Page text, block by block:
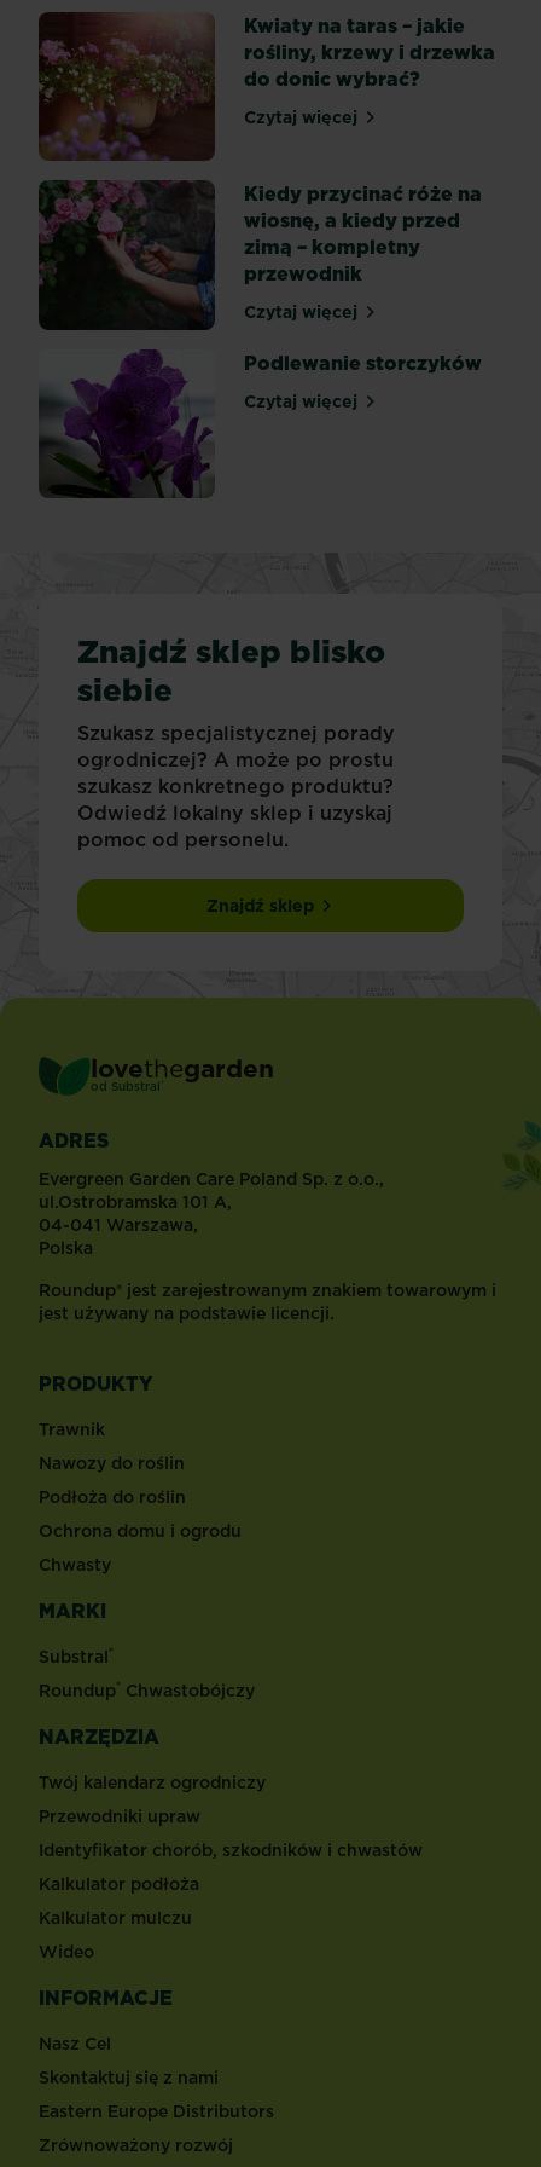
inne
wcale
tego
nie
potrzebują...
Kwiaty na taras – jakie
rośliny, krzewy i drzewka
do donic wybrać?
Czytaj więcejKwiaty na taras – jakie
Kiedy przycinać róże na
wiosnę, a kiedy przed
zimą – kompletny
przewodnik
Czytaj więcejKiedy przycinać róże na
Podlewanie storczyków
Czytaj więcejPodlewanie storczyków
Znajdź sklep blisko
siebie
Szukasz specjalistycznej porady
ogrodniczej? A może po prostu
szukasz konkretnego produktu?
Odwiedź lokalny sklep i uzyskaj
pomoc od personelu.
Znajdź sklep
lovethegarden
od Substral ®
ADRES
Evergreen Garden Care Poland Sp. z o.o.,
ul.Ostrobramska 101 A,
04-041 Warszawa,
Polska
Roundup® jest zarejestrowanym znakiem towarowym i
jest używany na podstawie licencji.
PRODUKTY
Trawnik
Nawozy do roślin
Podłoża do roślin
Ochrona domu i ogrodu
Chwasty
MARKI
Substral®
Roundup® Chwastobójczy
NARZĘDZIA
Twój kalendarz ogrodniczy
Przewodniki upraw
Identyfikator chorób, szkodników i chwastów
Kalkulator podłoża
Kalkulator mulczu
Wideo
INFORMACJE
Nasz Cel
Skontaktuj się z nami
Eastern Europe Distributors
Zrównoważony rozwój